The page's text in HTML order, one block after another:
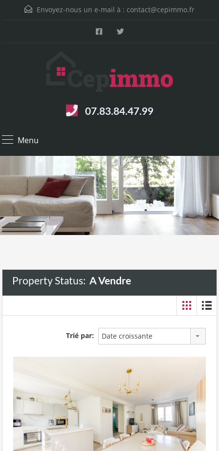
Envoyez-nous un e-mail à : contact@cepimmo.fr
07.83.84.47.99
Menu
Property Status: A Vendre
Trié par: Date croissante